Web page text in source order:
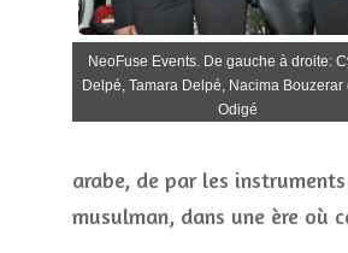
NeoFuse Events. De gauche à droite:
Delpé, Tamara Delpé, Nacima Bouzerar
Odigé
arabe, de par les
musulman, dans une ère où